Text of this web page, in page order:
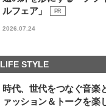
ルフェア」
PR
2026.07.24
LIFE STYLE
時代、世代をつなぐ音楽
ァッション＆トークを楽